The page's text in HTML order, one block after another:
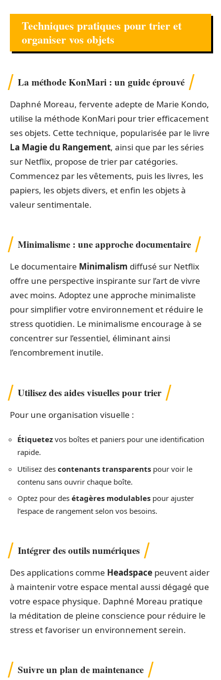
Techniques pratiques pour trier et
organiser vos objets
La méthode KonMari : un guide éprouvé
Daphné Moreau, fervente adepte de Marie Kondo,
utilise la méthode KonMari pour trier efficacement
ses objets. Cette technique, popularisée par le livre
La Magie du Rangement, ainsi que par les séries
sur Netflix, propose de trier par catégories.
Commencez par les vêtements, puis les livres, les
papiers, les objets divers, et enfin les objets à
valeur sentimentale.
Minimalisme : une approche documentaire
Le documentaire Minimalism diffusé sur Netflix
offre une perspective inspirante sur l’art de vivre
avec moins. Adoptez une approche minimaliste
pour simplifier votre environnement et réduire le
stress quotidien. Le minimalisme encourage à se
concentrer sur l’essentiel, éliminant ainsi
l’encombrement inutile.
Utilisez des aides visuelles pour trier
Pour une organisation visuelle :
Étiquetez vos boîtes et paniers pour une identification
rapide.
Utilisez des contenants transparents pour voir le
contenu sans ouvrir chaque boîte.
Optez pour des étagères modulables pour ajuster
l’espace de rangement selon vos besoins.
Intégrer des outils numériques
Des applications comme Headspace peuvent aider
à maintenir votre espace mental aussi dégagé que
votre espace physique. Daphné Moreau pratique
la méditation de pleine conscience pour réduire le
stress et favoriser un environnement serein.
Suivre un plan de maintenance